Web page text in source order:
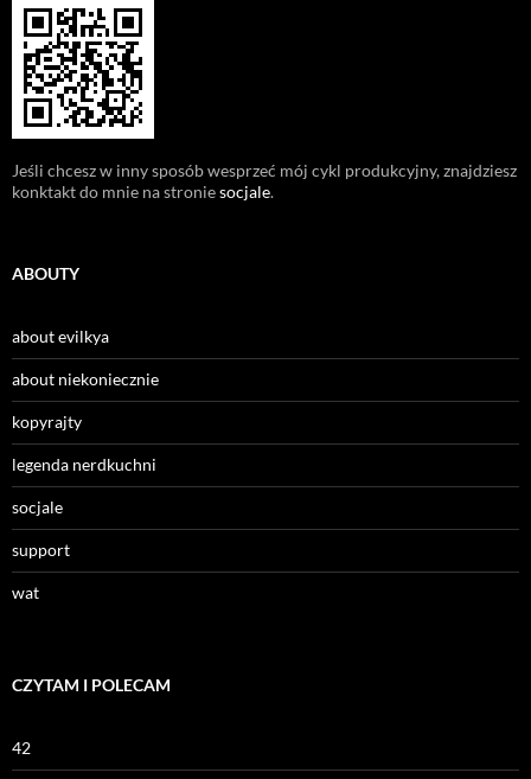
Jeśli chcesz w inny sposób wesprzeć mój cykl produkcyjny, znajdziesz
konktakt do mnie na stroniesocjale.
ABOUTY
about evilkya
about niekoniecznie
kopyrajty
legenda nerdkuchni
socjale
support
wat
CZYTAM I POLECAM
42